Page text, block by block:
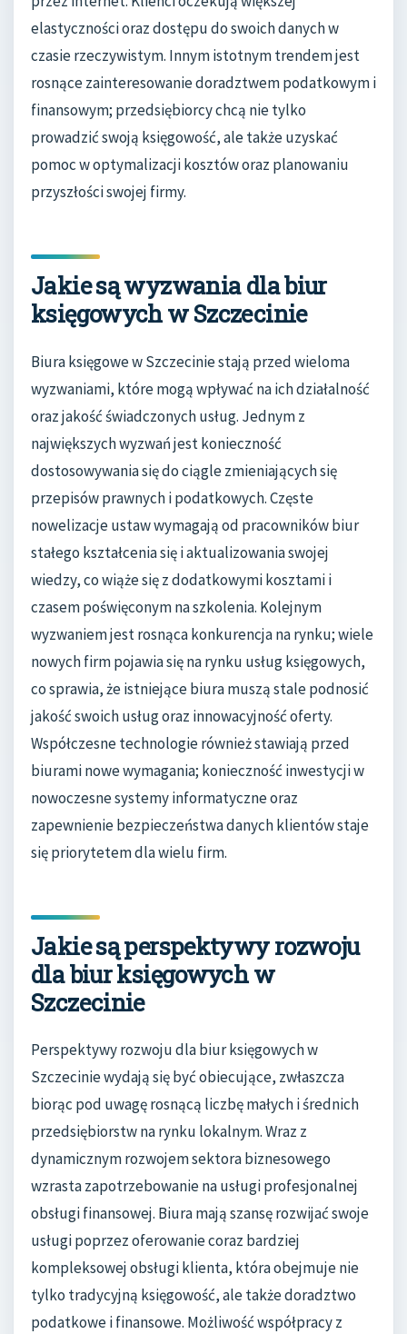
elastyczności oraz dostępu do swoich danych w
czasie rzeczywistym. Innym istotnym trendem jest
rosnące zainteresowanie doradztwem podatkowym i
finansowym; przedsiębiorcy chcą nie tylko
prowadzić swoją księgowość, ale także uzyskać
pomoc w optymalizacji kosztów oraz planowaniu
przyszłości swojej firmy.
Jakie są wyzwania dla biur
księgowych w Szczecinie
Biura księgowe w Szczecinie stają przed wieloma
wyzwaniami, które mogą wpływać na ich działalność
oraz jakość świadczonych usług. Jednym z
największych wyzwań jest konieczność
dostosowywania się do ciągle zmieniających się
przepisów prawnych i podatkowych. Częste
nowelizacje ustaw wymagają od pracowników biur
stałego kształcenia się i aktualizowania swojej
wiedzy, co wiąże się z dodatkowymi kosztami i
czasem poświęconym na szkolenia. Kolejnym
wyzwaniem jest rosnąca konkurencja na rynku; wiele
nowych firm pojawia się na rynku usług księgowych,
co sprawia, że istniejące biura muszą stale podnosić
jakość swoich usług oraz innowacyjność oferty.
Współczesne technologie również stawiają przed
biurami nowe wymagania; konieczność inwestycji w
nowoczesne systemy informatyczne oraz
zapewnienie bezpieczeństwa danych klientów staje
się priorytetem dla wielu firm.
Jakie są perspektywy rozwoju
dla biur księgowych w
Szczecinie
Perspektywy rozwoju dla biur księgowych w
Szczecinie wydają się być obiecujące, zwłaszcza
biorąc pod uwagę rosnącą liczbę małych i średnich
przedsiębiorstw na rynku lokalnym. Wraz z
dynamicznym rozwojem sektora biznesowego
wzrasta zapotrzebowanie na usługi profesjonalnej
obsługi finansowej. Biura mają szansę rozwijać swoje
usługi poprzez oferowanie coraz bardziej
kompleksowej obsługi klienta, która obejmuje nie
tylko tradycyjną księgowość, ale także doradztwo
podatkowe i finansowe. Możliwość współpracy z